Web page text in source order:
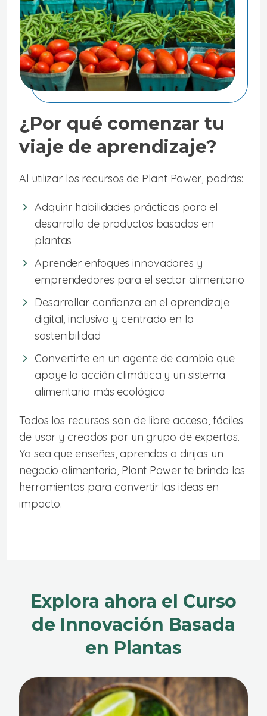
¿Por qué comenzar tu
viaje de aprendizaje?
Al utilizar los recursos de Plant Power, podrás:
Adquirir habilidades prácticas para el
desarrollo de productos basados en
plantas
Aprender enfoques innovadores y
emprendedores para el sector alimentario
Desarrollar confianza en el aprendizaje
digital, inclusivo y centrado en la
sostenibilidad
Convertirte en un agente de cambio que
apoye la acción climática y un sistema
alimentario más ecológico
Todos los recursos son de libre acceso, fáciles
de usar y creados por un grupo de expertos.
Ya sea que enseñes, aprendas o dirijas un
negocio alimentario, Plant Power te brinda las
herramientas para convertir las ideas en
impacto.
Explora ahora el Curso
de Innovación Basada
en Plantas